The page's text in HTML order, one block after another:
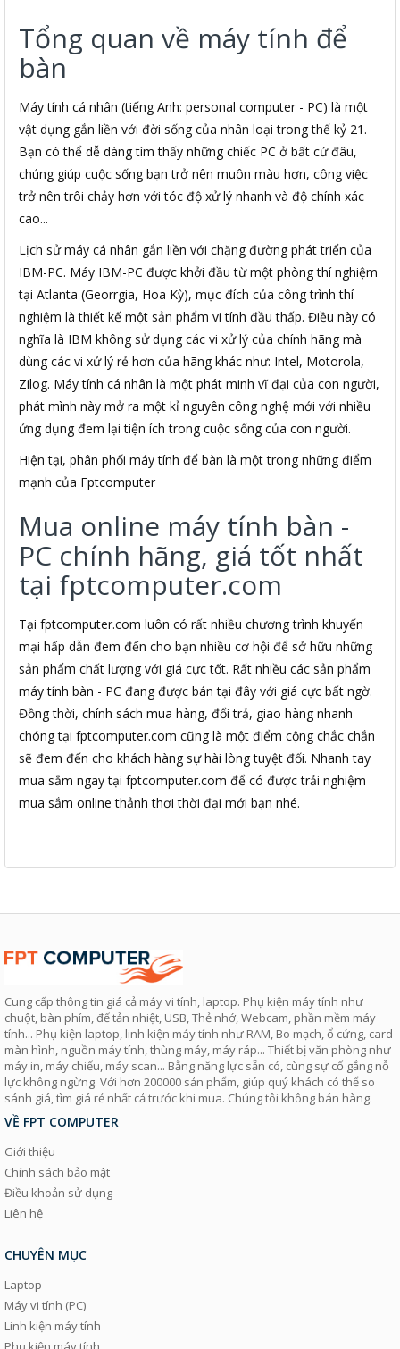
Tổng quan về máy tính để
bàn
Máy tính cá nhân (tiếng Anh: personal computer - PC) là một
vật dụng gắn liền với đời sống của nhân loại trong thế kỷ 21.
Bạn có thể dễ dàng tìm thấy những chiếc PC ở bất cứ đâu,
chúng giúp cuộc sống bạn trở nên muôn màu hơn, công việc
trở nên trôi chảy hơn với tóc độ xử lý nhanh và độ chính xác
cao...
Lịch sử máy cá nhân gắn liền với chặng đường phát triển của
IBM-PC. Máy IBM-PC được khởi đầu từ một phòng thí nghiệm
tại Atlanta (Georrgia, Hoa Kỳ), mục đích của công trình thí
nghiệm là thiết kế một sản phẩm vi tính đầu thấp. Điều này có
nghĩa là IBM không sử dụng các vi xử lý của chính hãng mà
dùng các vi xử lý rẻ hơn của hãng khác như: Intel, Motorola,
Zilog. Máy tính cá nhân là một phát minh vĩ đại của con người,
phát mình này mở ra một kỉ nguyên công nghệ mới với nhiều
ứng dụng đem lại tiện ích trong cuộc sống của con người.
Hiện tại, phân phối máy tính để bàn là một trong những điểm
mạnh của Fptcomputer
Mua online máy tính bàn -
PC chính hãng, giá tốt nhất
tại fptcomputer.com
Tại fptcomputer.com luôn có rất nhiều chương trình khuyến
mại hấp dẫn đem đến cho bạn nhiều cơ hội để sở hữu những
sản phẩm chất lượng với giá cực tốt. Rất nhiều các sản phẩm
máy tính bàn - PC đang được bán tại đây với giá cực bất ngờ.
Đồng thời, chính sách mua hàng, đổi trả, giao hàng nhanh
chóng tại fptcomputer.com cũng là một điểm cộng chắc chắn
sẽ đem đến cho khách hàng sự hài lòng tuyệt đối. Nhanh tay
mua sắm ngay tại fptcomputer.com để có được trải nghiệm
mua sắm online thảnh thơi thời đại mới bạn nhé.
Cung cấp thông tin giá cả máy vi tính, laptop. Phụ kiện máy tính như
chuột, bàn phím, đế tản nhiệt, USB, Thẻ nhớ, Webcam, phần mềm máy
tính... Phụ kiện laptop, linh kiện máy tính như RAM, Bo mạch, ổ cứng, card
màn hình, nguồn máy tính, thùng máy, máy ráp... Thiết bị văn phòng như
máy in, máy chiếu, máy scan... Bằng năng lực sẵn có, cùng sự cố gắng nỗ
lực không ngừng. Với hơn 200000 sản phẩm, giúp quý khách có thể so
sánh giá, tìm giá rẻ nhất cả trước khi mua. Chúng tôi không bán hàng.
VỀ FPT COMPUTER
Giới thiệu
Chính sách bảo mật
Điều khoản sử dụng
Liên hệ
CHUYÊN MỤC
Laptop
Máy vi tính (PC)
Linh kiện máy tính